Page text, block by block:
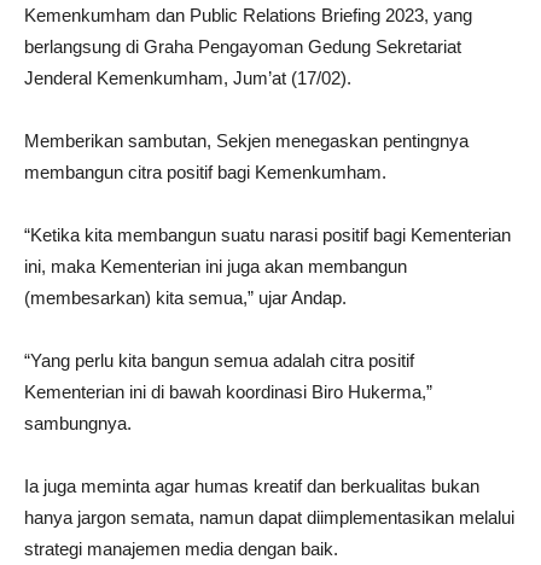
Kemenkumham dan Public Relations Briefing 2023, yang
berlangsung di Graha Pengayoman Gedung Sekretariat
Jenderal Kemenkumham, Jum’at (17/02).
Memberikan sambutan, Sekjen menegaskan pentingnya
membangun citra positif bagi Kemenkumham.
“Ketika kita membangun suatu narasi positif bagi Kementerian
ini, maka Kementerian ini juga akan membangun
(membesarkan) kita semua,” ujar Andap.
“Yang perlu kita bangun semua adalah citra positif
Kementerian ini di bawah koordinasi Biro Hukerma,”
sambungnya.
Ia juga meminta agar humas kreatif dan berkualitas bukan
hanya jargon semata, namun dapat diimplementasikan melalui
strategi manajemen media dengan baik.